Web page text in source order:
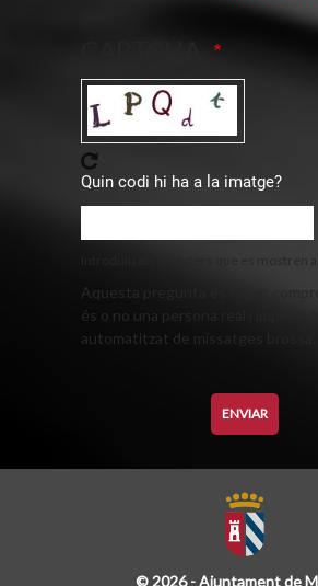
Quin codi hi ha a la imatge?
Introduïu els caràcters que es mostren a
Aquesta pregunta es fa per
és o no una persona real i impedir
automatitzat de missatges brossa.
© 2026 - Ajuntament de